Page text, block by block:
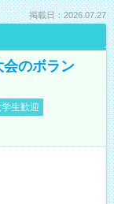
掲載日：2026.07.27
会のボラン
学生歓迎